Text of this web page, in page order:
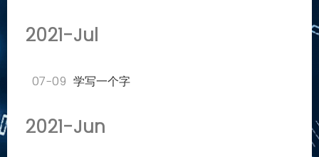
2021-Jul
07-09 学写一个字
2021-Jun